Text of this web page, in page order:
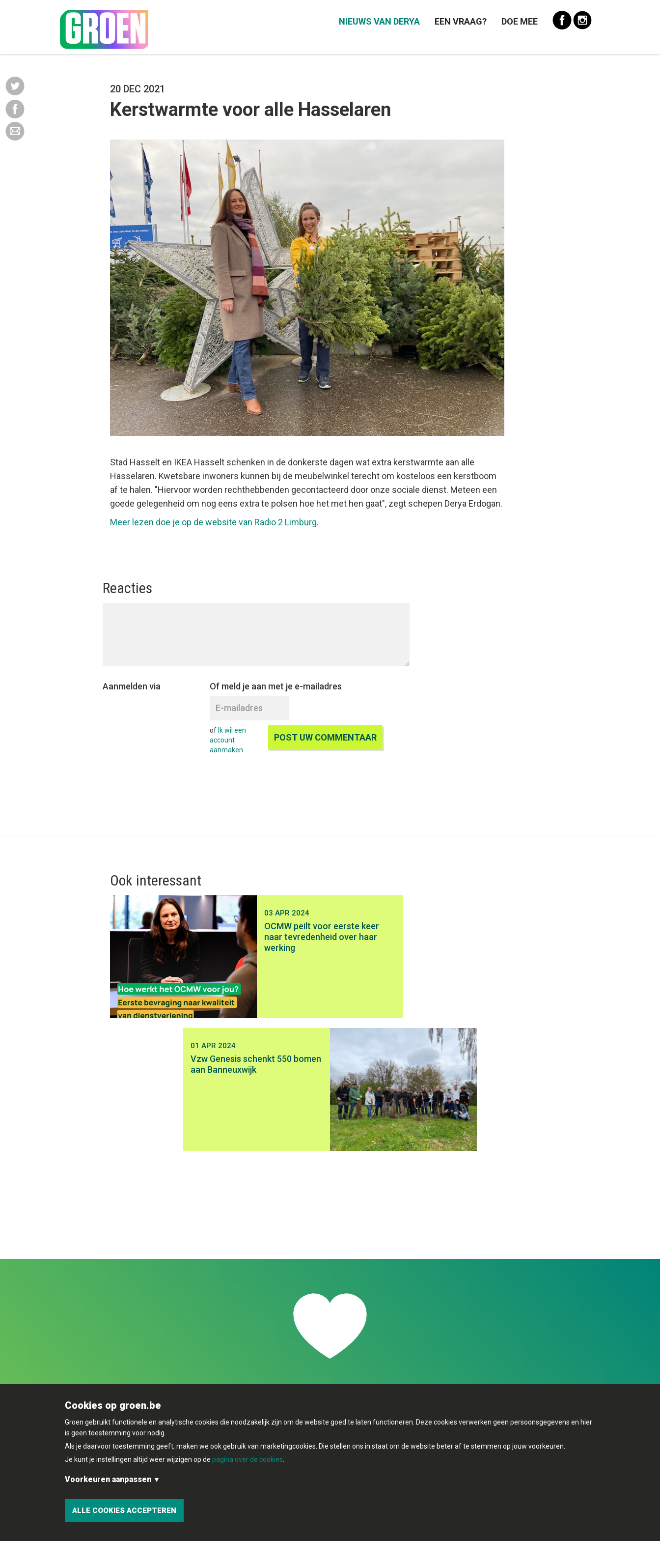
NIEUWS VAN DERYA EEN VRAAG? DOE MEE
20 DEC 2021
Kerstwarmte voor alle Hasselaren
Stad Hasselt en IKEA Hasselt schenken in de donkerste dagen wat extra kerstwarmte aan alle
Hasselaren. Kwetsbare inwoners kunnen bij de meubelwinkel terecht om kosteloos een kerstboom
af te halen. "Hiervoor worden rechthebbenden gecontacteerd door onze sociale dienst. Meteen een
goede gelegenheid om nog eens extra te polsen hoe het met hen gaat", zegt schepen Derya Erdogan.
Meer lezen doe je op de website van Radio 2 Limburg.
Reacties
Aanmelden via Of meld je aan met je e-mailadres
of Ik wil een
account
aanmaken
Ook interessant
03 APR 2024
OCMW peilt voor eerste keer
naar tevredenheid over haar
werking
01 APR 2024
Vzw Genesis schenkt 550 bomen
aan Banneuxwijk
Cookies op groen.be
Groen gebruikt functionele en analytische cookies die noodzakelijk zijn om de website goed te laten functioneren. Deze cookies verwerken geen persoonsgegevens en hier
is geen toestemming voor nodig.
Als je daarvoor toestemming geeft, maken we ook gebruik van marketingcookies. Die stellen ons in staat om de website beter af te stemmen op jouw voorkeuren.
Je kunt je instellingen altijd weer wijzigen op de pagina over de cookies
Voorkeuren aanpassen
Marketingcookies:
ALLE COOKIES ACCEPTEREN
© Copyright Groen 2026 | Gemaakt met